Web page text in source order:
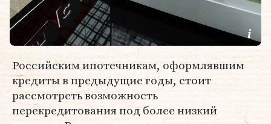
Российским ипотечникам, оформлявшим
кредиты в предыдущие годы, стоит
рассмотреть возможность
перекредитования под более низкий